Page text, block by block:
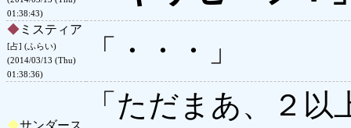
01:38:43)
◆ ミスティア
[占] (ふらい)
(2014/03/13 (Thu)
01:38:36)
「・・・」
◆サンダース
「ただまあ、２